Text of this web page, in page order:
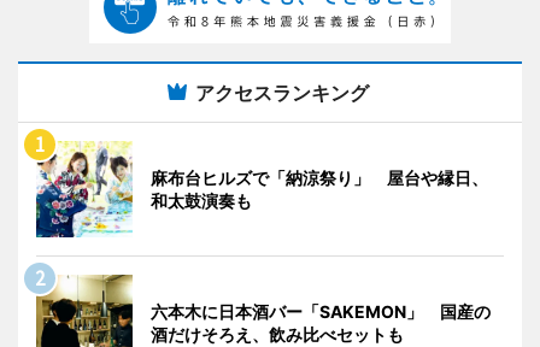
アクセスランキング
麻布台ヒルズで「納涼祭り」 屋台や縁日、
和太鼓演奏も
六本木に日本酒バー「SAKEMON」 国産の
酒だけそろえ、飲み比べセットも